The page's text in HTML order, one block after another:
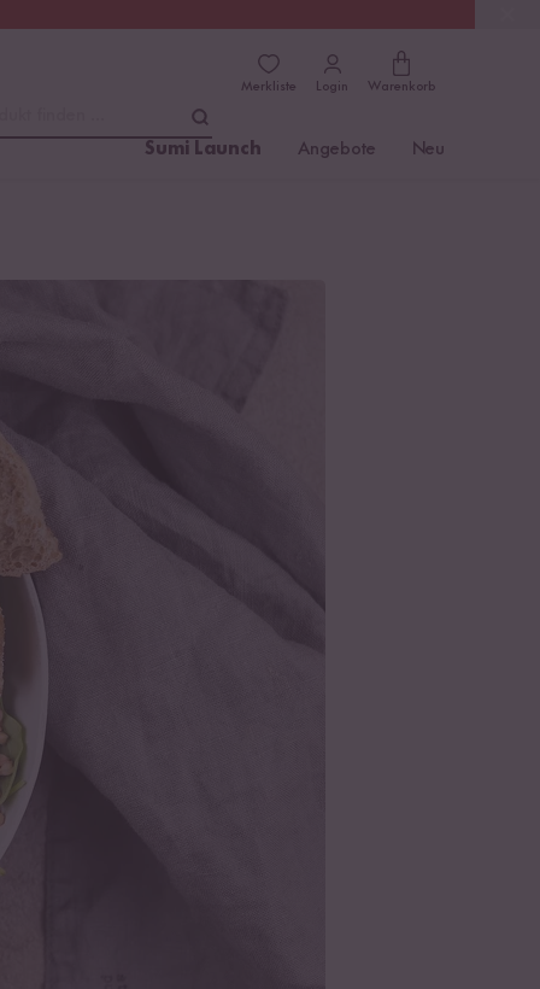
Merkliste Login Warenkorb
Sumi Launch Angebote Neu